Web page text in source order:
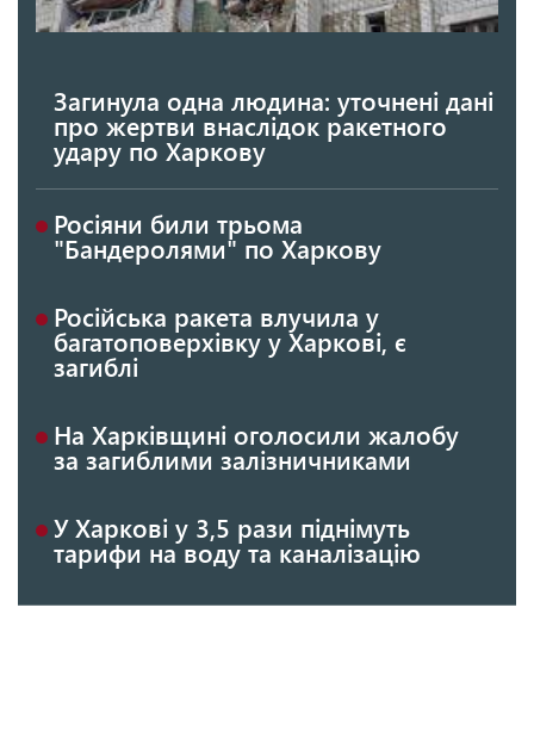
Загинула одна людина: уточнені дані
про жертви внаслідок ракетного
удару по Харкову
Росіяни били трьома
"Бандеролями" по Харкову
Російська ракета влучила у
багатоповерхівку у Харкові, є
загиблі
На Харківщині оголосили жалобу
за загиблими залізничниками
У Харкові у 3,5 рази піднімуть
тарифи на воду та каналізацію